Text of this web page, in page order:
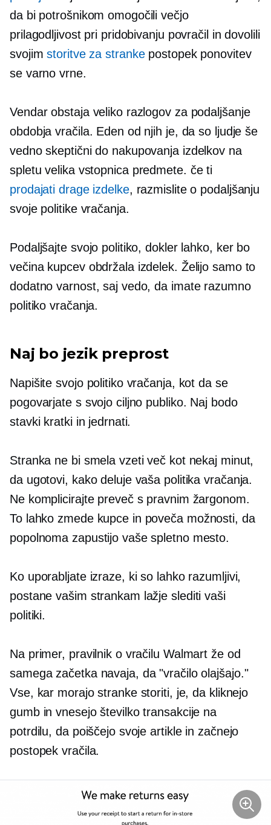
da bi potrošnikom omogočili večjo
prilagodljivost pri pridobivanju povračil in dovolili
svojimstoritve za strankepostopek ponovitev
se varno vrne.
Vendar obstaja veliko razlogov za podaljšanje
obdobja vračila. Eden od njih je, da so ljudje še
vedno skeptični do nakupovanja izdelkov na
spletuvelika vstopnicapredmete. če ti
prodajati drage izdelke, razmislite o podaljšanju
svoje politike vračanja.
Podaljšajte svojo politiko, dokler lahko, ker bo
večina kupcev obdržala izdelek. Želijo samo to
dodatno varnost, saj vedo, da imate razumno
politiko vračanja.
Naj bo jezik preprost
Napišite svojo politiko vračanja, kot da se
pogovarjate s svojo ciljno publiko. Naj bodo
stavki kratki in jedrnati.
Stranka ne bi smela vzeti več kot nekaj minut,
da ugotovi, kako deluje vaša politika vračanja.
Ne komplicirajte preveč s pravnim žargonom.
To lahko zmede kupce in poveča možnosti, da
popolnoma zapustijo vaše spletno mesto.
Ko uporabljate izraze, ki so lahko razumljivi,
postane vašim strankam lažje slediti vaši
politiki.
Na primer, pravilnik o vračilu Walmart že od
samega začetka navaja, da "vračilo olajšajo."
Vse, kar morajo stranke storiti, je, da kliknejo
gumb in vnesejo številko transakcije na
potrdilu, da poiščejo svoje artikle in začnejo
postopek vračila.